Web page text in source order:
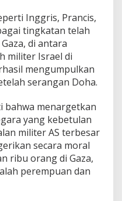
Inggris, Prancis,
tingkatan telah
di antara
militer Israel di
mengumpulkan
serangan Doha.
bahwa menargetkan
yang kebetulan
militer AS terbesar
secara moral
ribu orang di Gaza,
perempuan dan